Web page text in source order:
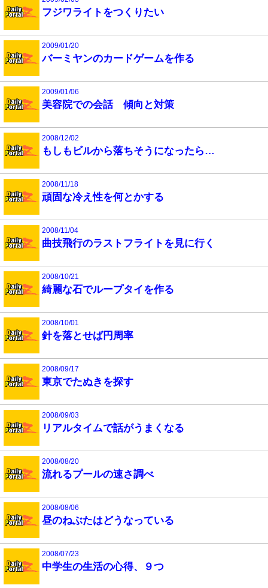
フジワライトをつくりたい
2009/01/20
バーミヤンのカードゲームを作る
2009/01/06
美容院での会話 傾向と対策
2008/12/02
もしもビルから落ちそうになったら…
2008/11/18
頑固な冷え性を何とかする
2008/11/04
曲技飛行のラストフライトを見に行く
2008/10/21
綺麗な石でループタイを作る
2008/10/01
針を落とせば円周率
2008/09/17
東京でたぬきを探す
2008/09/03
リアルタイムで話がうまくなる
2008/08/20
流れるプールの速さ調べ
2008/08/06
昼のねぶたはどうなっている
2008/07/23
中学生の生活の心得、９つ